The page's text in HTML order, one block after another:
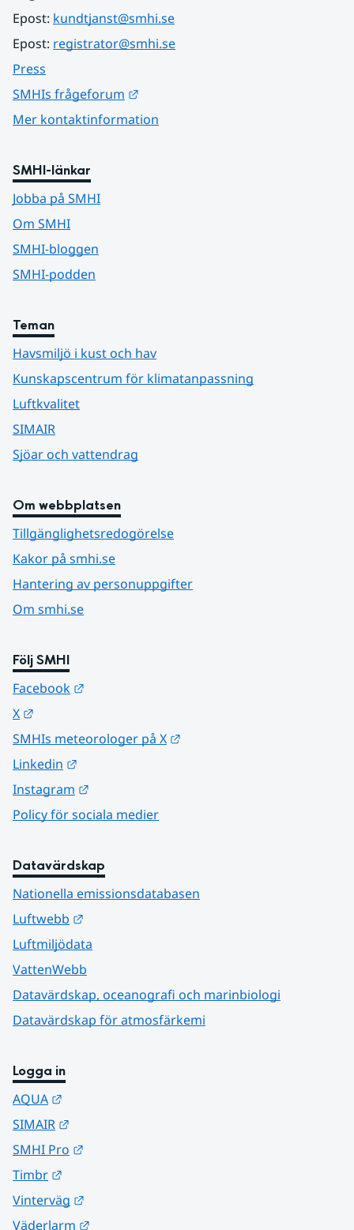
Epost: kundtjanst@smhi.se
Epost: registrator@smhi.se
Press
SMHIs frågeforum
Mer kontaktinformation
SMHI-länkar
Jobba på SMHI
Om SMHI
SMHI-bloggen
SMHI-podden
Teman
Havsmiljö i kust och hav
Kunskapscentrum för klimatanpassning
Luftkvalitet
SIMAIR
Sjöar och vattendrag
Om webbplatsen
Tillgänglighetsredogörelse
Kakor på smhi.se
Hantering av personuppgifter
Om smhi.se
Följ SMHI
Facebook
X
SMHIs meteorologer på X
Linkedin
Instagram
Policy för sociala medier
Datavärdskap
Nationella emissionsdatabasen
Luftwebb
Luftmiljödata
VattenWebb
Datavärdskap, oceanografi och marinbiologi
Datavärdskap för atmosfärkemi
Logga in
AQUA
SIMAIR
SMHI Pro
Timbr
Vinterväg
Väderlarm